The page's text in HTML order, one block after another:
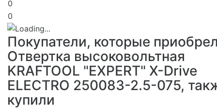
0
0
Покупатели, которые
Отвертка высоковольтная
KRAFTOOL "EXPERT" X-Drive
ELECTRO 250083-2.5-075,
купили